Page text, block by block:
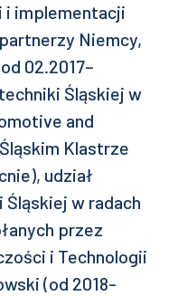
i implementacji
Niemcy,
02.2017–
Śląskiej w
and
Klastrze
udział
w radach
przez
i Technologii
(od 2018-